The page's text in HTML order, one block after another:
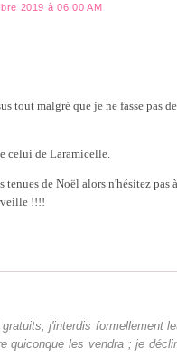
2019 à 06:00 AM
tout malgré que je ne fasse pas de
celui de Laramicelle.
de Noël alors n'hésitez pas à
!!!!
j'interdis formellement
quiconque les vendra ; je